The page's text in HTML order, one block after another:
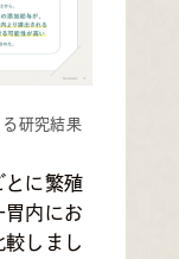
研究結果
とに繁殖
胃内にお
しまし